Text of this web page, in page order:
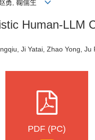
勇, 鞠儒生
Human-LLM
Ji Yatai, Zhao Yong,
PDF (PC)